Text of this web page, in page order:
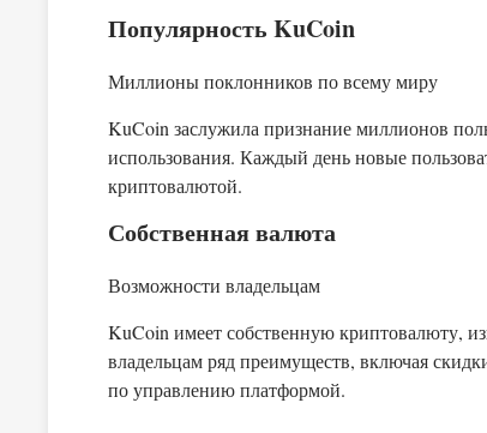
Популярность KuCoin
Миллионы поклонников по всему миру
KuCoin заслужила признание миллионов
использования. Каждый день новые
криптовалютой.
Собственнаявалюта
Возможности владельцам
KuCoin имеет собственную криптовалюту,
владельцам ряд преимуществ, включая
по управлению платформой.